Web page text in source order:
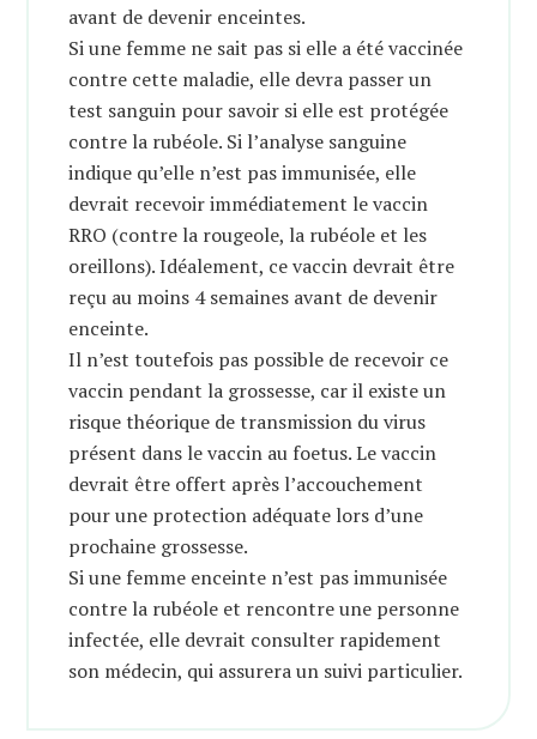
avant de devenir enceintes.
Si une femme ne sait pas si elle a été vaccinée
contre cette maladie, elle devra passer un
test sanguin pour savoir si elle est protégée
contre la rubéole. Si l’analyse sanguine
indique qu’elle n’est pas immunisée, elle
devrait recevoir immédiatement le vaccin
RRO (contre la rougeole, la rubéole et les
oreillons). Idéalement, ce vaccin devrait être
reçu au moins 4 semaines avant de devenir
enceinte.
Il n’est toutefois pas possible de recevoir ce
vaccin pendant la grossesse, car il existe un
risque théorique de transmission du virus
présent dans le vaccin au foetus. Le vaccin
devrait être offert après l’accouchement
pour une protection adéquate lors d’une
prochaine grossesse.
Si une femme enceinte n’est pas immunisée
contre la rubéole et rencontre une personne
infectée, elle devrait consulter rapidement
son médecin, qui assurera un suivi particulier.